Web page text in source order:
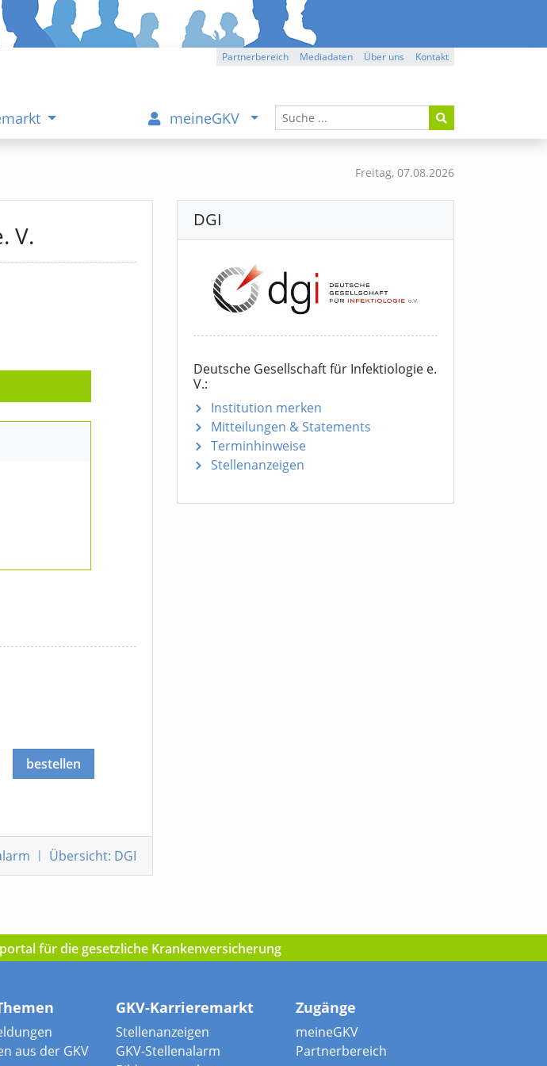
Partnerbereich Mediadaten Über uns Kontakt
meineGKV
Freitag, 07.08.2026
V.
bestellen
| Übersicht: DGI
DGI
Deutsche Gesellschaft für Infektiologie e.
V.:
Institution merken
Mitteilungen & Statements
Terminhinweise
Stellenanzeigen
für die gesetzliche Krankenversicherung
aus der GKV
GKV-Karrieremarkt
Stellenanzeigen
GKV-Stellenalarm
Zugänge
meineGKV
Partnerbereich